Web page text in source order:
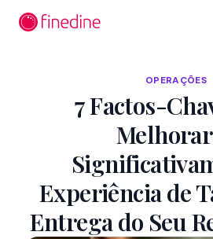
OPERAÇÕES
7 Factos-
Experiência de
Entrega do Seu